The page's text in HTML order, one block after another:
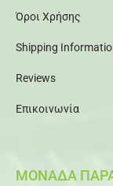
Όροι Χρήσης
Shipping
Reviews
Επικοινωνία
ΜΟΝΑΔΑ